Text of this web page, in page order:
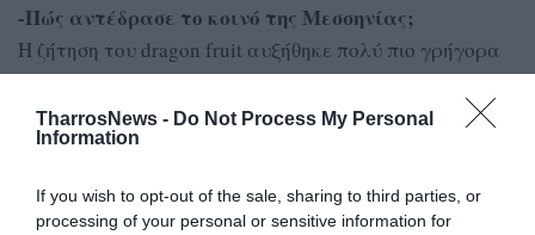
TharrosNews - Do Not Process My Personal
Information
If you wish to opt-out of the sale, sharing to third parties, or
processing of your personal or sensitive information for
-Πώς αντέδρασε το κοινό της Μεσσηνίας;
Η ζήτηση του dragon fruit αυξήθηκε πολύ πιο γρήγορα
απ’ όσο περιμέναμε. Παρότι πολλοί δεν πίστευαν ότι
μπορεί να καλλιεργηθεί εδώ, η ποιότητα και η σύστασή
του από στόμα σε στόμα έκαναν τη διαφορά.